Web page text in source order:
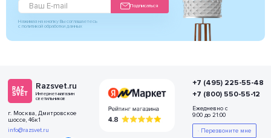
Подписаться
Нажимая на кнопку Вы соглашаетесь
с политикой обработки данных
Razsvet.ru
Интернет-магазин
светильников
г. Москва, Дмитровское
шоссе, 46к1
info@razsvet.ru
+7 (495) 225-55-48
+7 (800) 550-55-12
Ежедневно с
9:00 до 21:00
Перезвоните мне